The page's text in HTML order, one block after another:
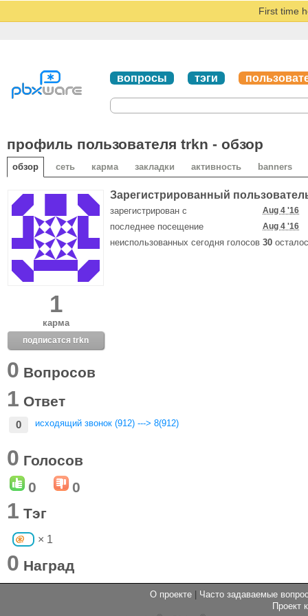
First time
вопросы тэги
профиль пользователя trkn - обзор
обзор сеть карма закладки активность banners
1
карма
подписатся trkn
Зарегистрированный
зарегистрирован с Aug 4 '16
последнее посещение Aug 4 '16
неиспользованных сегодня голосов 30
0 Вопросов
1 Ответ
0 исходящий звонок (912) ---> 8(912)
0 Голосов
0
0
1 Тэг
× 1
0 Наград
О проекте
Часто задаваемые
Проект